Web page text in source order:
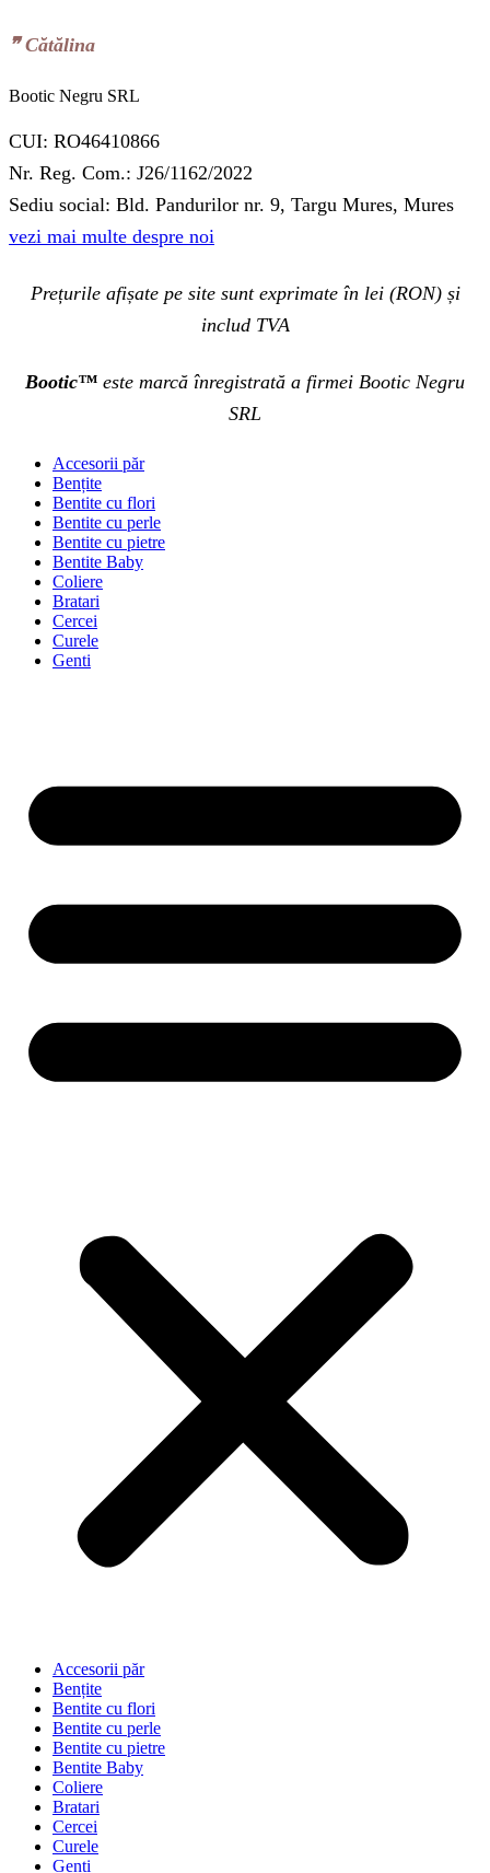
❞‬ Cătălina
Bootic Negru SRL
CUI: RO46410866
Nr. Reg. Com.: J26/1162/2022
Sediu social: Bld. Pandurilor nr. 9, Targu Mures, Mures
vezi mai multe despre noi
Prețurile afișate pe site sunt exprimate în lei (RON) și
includ TVA
Bootic™ este marcă înregistrată a firmei Bootic Negru
SRL
Accesorii păr
Bențite
Bentite cu flori
Bentite cu perle
Bentite cu pietre
Bentite Baby
Coliere
Bratari
Cercei
Curele
Genti
Accesorii păr
Bențite
Bentite cu flori
Bentite cu perle
Bentite cu pietre
Bentite Baby
Coliere
Bratari
Cercei
Curele
Genti